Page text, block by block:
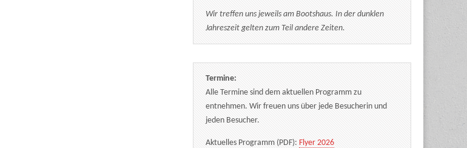
Wir treffen uns jeweils am Bootshaus. In der dunklen
Jahreszeit gelten zum Teil andere Zeiten.
Termine:
Alle Termine sind dem aktuellen Programm zu
entnehmen. Wir freuen uns über jede Besucherin und
jeden Besucher.
Aktuelles Programm (PDF):Flyer 2026